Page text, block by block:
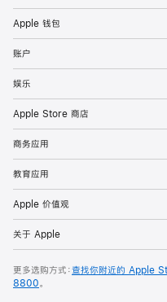
Apple 钱包
账户
娱乐
Apple Store 商店
商务应用
教育应用
Apple 价值观
关于 Apple
更多选购方式：查找你附近的 Apple
8800。